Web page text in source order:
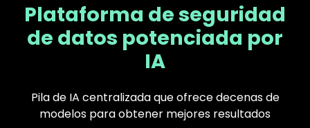
Plataforma de seguridad
de datos potenciada por
IA
Pila de IA centralizada que ofrece decenas de
modelos para obtener mejores resultados